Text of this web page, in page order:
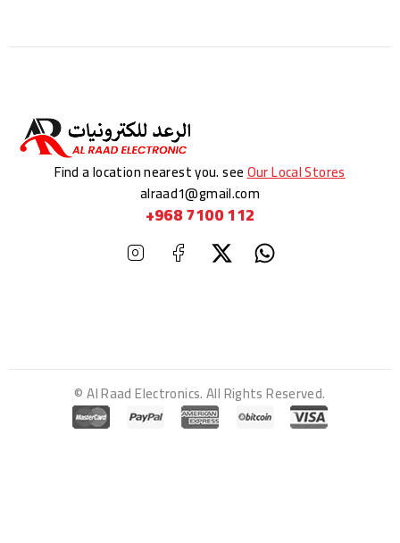
Find a location nearest you. seeOur Local Stores
alraad1@gmail.com
+968 7100 112
© Al Raad Electronics. All Rights Reserved.